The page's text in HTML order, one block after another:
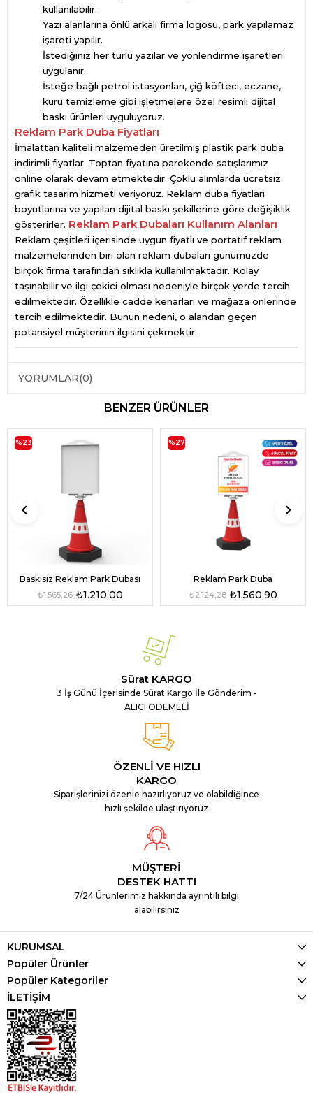
kullanılabilir.
Yazı alanlarına önlü arkalı firma logosu, park yapılamaz
işareti yapılır.
İstediğiniz her türlü yazılar ve yönlendirme işaretleri
uygulanır.
İsteğe bağlı petrol istasyonları, çiğ köfteci, eczane,
kuru temizleme gibi işletmelere özel resimli dijital
baskı ürünleri uyguluyoruz.
Reklam Park Duba Fiyatları
İmalattan kaliteli malzemeden üretilmiş plastik park duba
indirimli fiyatlar. Toptan fiyatına parekende satışlarımız
online olarak devam etmektedir. Çoklu alımlarda ücretsiz
grafik tasarım hizmeti veriyoruz. Reklam duba fiyatları
boyutlarına ve yapılan dijital baskı şekillerine göre değişiklik
gösterirler. Reklam Park Dubaları Kullanım Alanları
Reklam çeşitleri içerisinde uygun fiyatlı ve portatif reklam
malzemelerinden biri olan reklam dubaları günümüzde
birçok firma tarafından sıklıkla kullanılmaktadır. Kolay
taşınabilir ve ilgi çekici olması nedeniyle birçok yerde tercih
edilmektedir. Özellikle cadde kenarları ve mağaza önlerinde
tercih edilmektedir. Bunun nedeni, o alandan geçen
potansiyel müşterinin ilgisini çekmektir.
YORUMLAR(0)
BENZER ÜRÜNLER
Baskısız Reklam Park Dubası
₺1.210,00
₺1.565,26
%23
Reklam Park Duba
₺1.560,90
₺2.124,28
%27
Sürat KARGO
3 İş Günü İçerisinde Sürat Kargo İle Gönderim -
ALICI ÖDEMELİ
ÖZENLİ VE HIZLI
KARGO
Siparişlerinizi özenle hazırlıyoruz ve olabildiğince
hızlı şekilde ulaştırıyoruz
MÜŞTERİ
DESTEK HATTI
7/24 Ürünlerimiz hakkında ayrıntılı bilgi
alabilirsiniz
KURUMSAL
Popüler Ürünler
Popüler Kategoriler
İLETİŞİM